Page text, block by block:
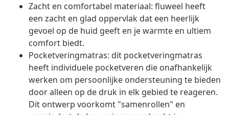
Zacht en comfortabel materiaal: fluweel heeft
een zacht en glad oppervlak dat een heerlijk
gevoel op de huid geeft en je warmte en ultiem
comfort biedt.
Pocketveringmatras: dit pocketveringmatras
heeft individuele pocketveren die onafhankelijk
werken om persoonlijke ondersteuning te bieden
door alleen op de druk in elk gebied te reageren.
Dit ontwerp voorkomt "samenrollen" en